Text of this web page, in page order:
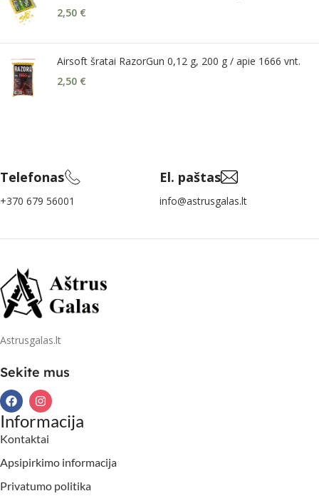
2,50 €
Airsoft šratai RazorGun 0,12 g, 200 g / apie 1666 vnt.
2,50 €
Telefonas
+370 679 56001
El. paštas
info@astrusgalas.lt
Astrusgalas.lt
Sekite mus
Informacija
Kontaktai
Apsipirkimo informacija
Privatumo politika